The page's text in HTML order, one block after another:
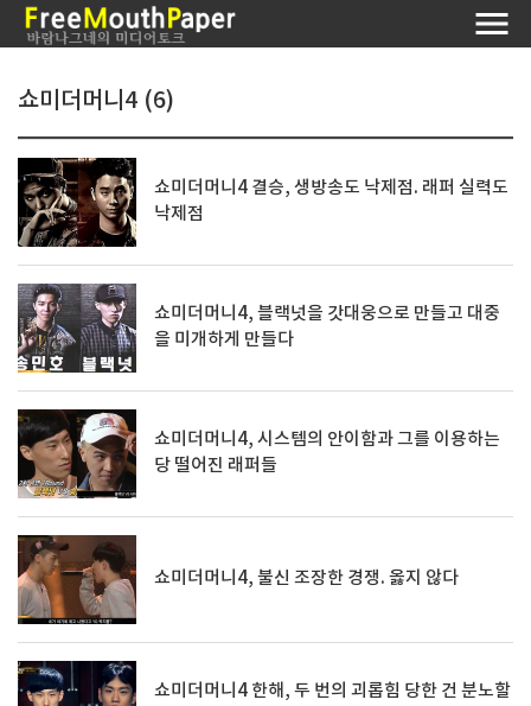
쇼미더머니4 (6)
쇼미더머니4 결승, 생방송도 낙제점. 래퍼 실력도
낙제점
쇼미더머니4, 블랙넛을 갓대웅으로 만들고 대중
을 미개하게 만들다
쇼미더머니4, 시스템의 안이함과 그를 이용하는
당 떨어진 래퍼들
쇼미더머니4, 불신 조장한 경쟁. 옳지 않다
쇼미더머니4 한해, 두 번의 괴롭힘 당한 건 분노할